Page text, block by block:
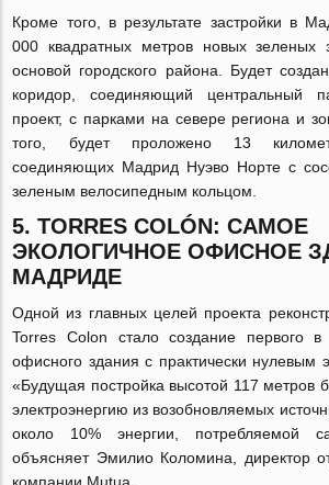
Кроме того, в результате застройки в
000 квадратных метров новых зеленых
основой городского района. Будет
коридор, соединяющий центральный
проект, с парками на севере региона и
того, будет проложено 13
соединяющих Мадрид Нуэво Норте с
зеленым велосипедным кольцом.
5. TORRES COLÓN: САМОЕ
ЭКОЛОГИЧНОЕ ОФИСНОЕ
МАДРИДЕ
Одной из главных целей проекта
Torres Colon стало создание первого в
офисного здания с практически нулевым
«Будущая постройка высотой 117 метров
электроэнергию из возобновляемых
около 10% энергии, потребляемой
объясняет Эмилио Коломина, директор